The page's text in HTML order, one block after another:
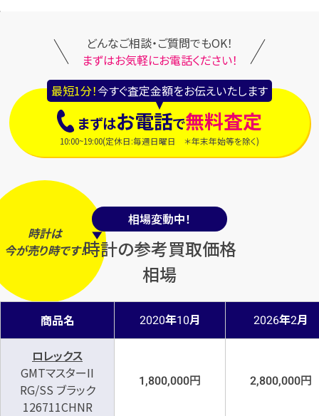
どんなご相談・ご質問でもOK！
まずはお気軽にお電話ください！
最短1分！今すぐ査定金額をお伝えいたします
まずはお電話で無料査定
10:00~19:00(定休日:毎週日曜日 ＊年末年始等を除く)
相場変動中！
時計の参考買取価格
相場
時計は
今が売り時です！
商品名 2020年10月 2026年2月
ロレックス
GMTマスターII
RG/SS ブラック
126711CHNR
1,800,000円 2,800,000円